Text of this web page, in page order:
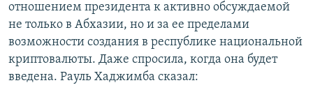
отношением президента к активно обсуждаемой
не только в Абхазии, но и за ее пределами
возможности создания в республике национальной
криптовалюты. Даже спросила, когда она будет
введена. Рауль Хаджимба сказал: